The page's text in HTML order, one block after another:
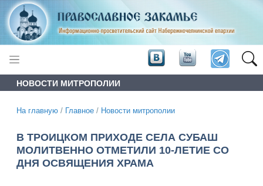
НОВОСТИ МИТРОПОЛИИ
На главную / Главное / Новости митрополии
В ТРОИЦКОМ ПРИХОДЕ СЕЛА СУБАШ
МОЛИТВЕННО ОТМЕТИЛИ 10-ЛЕТИЕ СО
ДНЯ ОСВЯЩЕНИЯ ХРАМА